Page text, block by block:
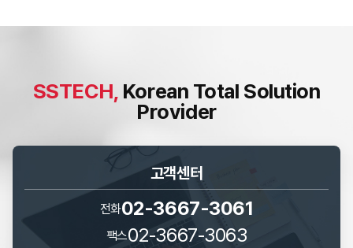
SSTECH,Korean Total Solution
Provider
고객센터
전화02-3667-3061
팩스02-3667-3063